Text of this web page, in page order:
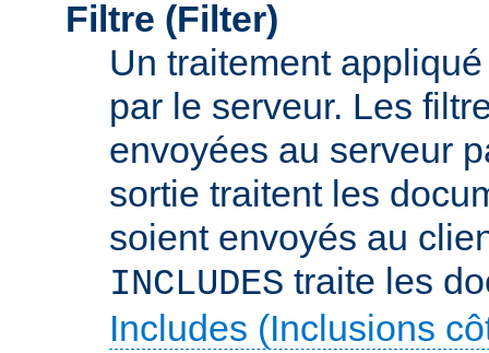
Filtre (Filter)
Un traitement
par le serveur. Les
envoyées au serveur
sortie traitent les
soient envoyés au
INCLUDES traite les
Includes (Inclusions